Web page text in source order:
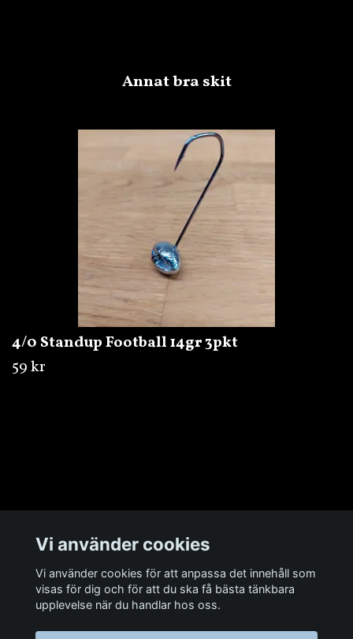
4/0 Standup Football 14gr 3pkt
59 kr
Sociala medier
Vi använder cookies
Vi använder cookies för att anpassa det innehåll som
visas för dig och för att du ska få bästa tänkbara
upplevelse när du handlar hos oss.